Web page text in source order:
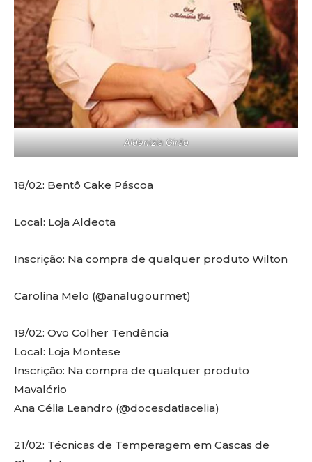
Aldenizia Girão
18/02: Bentô Cake Páscoa
Local: Loja Aldeota
Inscrição: Na compra de qualquer produto Wilton
Carolina Melo (@analugourmet)
19/02: Ovo Colher Tendência
Local: Loja Montese
Inscrição: Na compra de qualquer produto
Mavalério
Ana Célia Leandro (@docesdatiacelia)
21/02: Técnicas de Temperagem em Cascas de